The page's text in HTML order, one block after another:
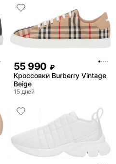
55 990 ₽
Кроссовки Burberry Vintage
Beige
15 дней